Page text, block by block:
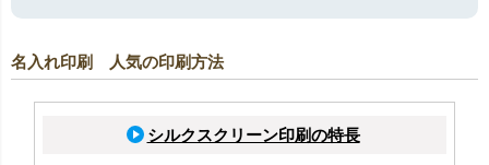
名入れ印刷 人気の印刷方法
シルクスクリーン印刷の特長